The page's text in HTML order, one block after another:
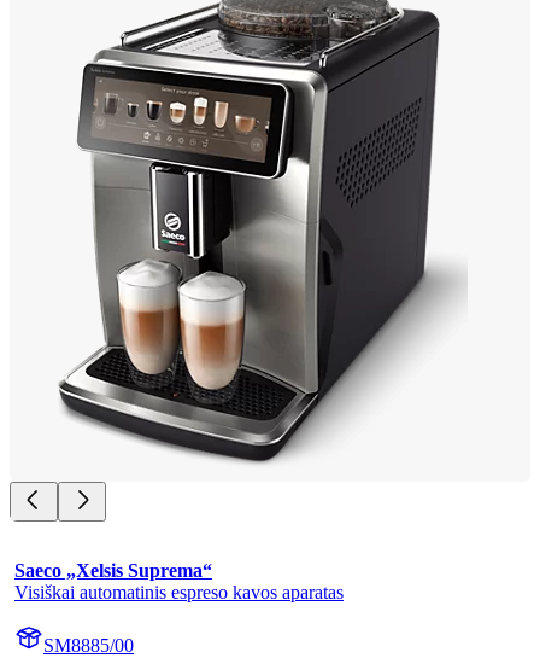
Saeco „Xelsis Suprema“
Visiškai automatinis espreso kavos aparatas
SM8885/00